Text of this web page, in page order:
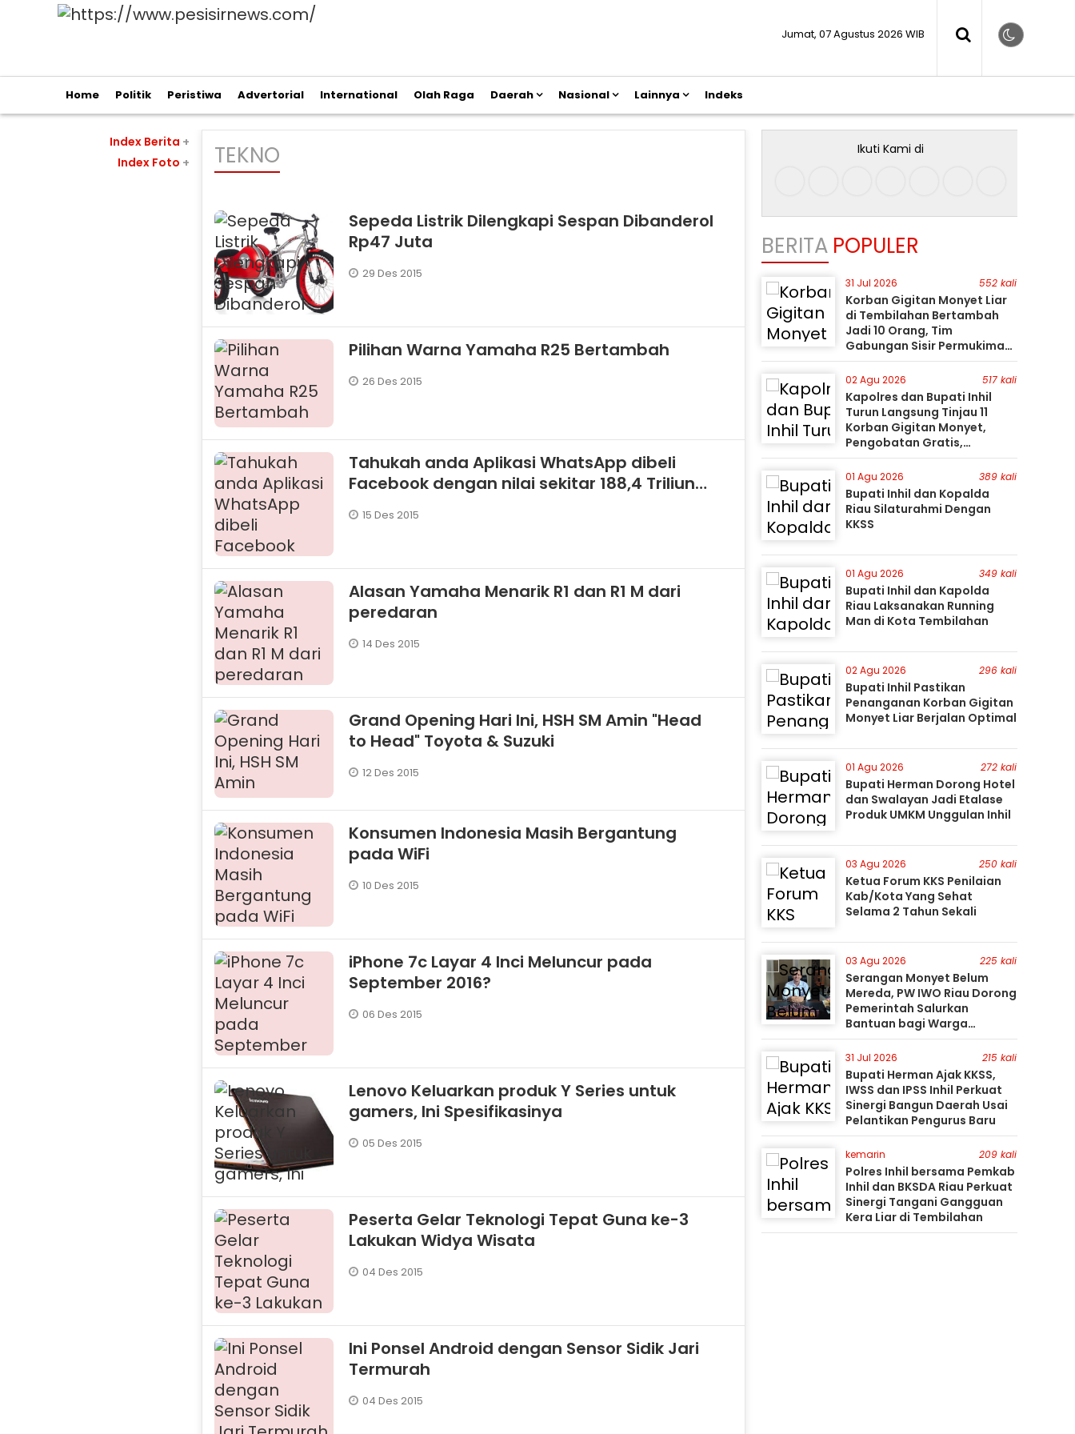
Jumat, 07 Agustus 2026 WIB
Home Politik Peristiwa Advertorial International Olah Raga Daerah Nasional Lainnya Indeks
TEKNO
Sepeda Listrik Dilengkapi Sespan Dibanderol
Rp47 Juta
29 Des 2015
Pilihan Warna Yamaha R25 Bertambah
26 Des 2015
Tahukah anda Aplikasi WhatsApp dibeli
Facebook dengan nilai sekitar 188,4 Triliun
Rupiah
15 Des 2015
Alasan Yamaha Menarik R1 dan R1 M dari
peredaran
14 Des 2015
Grand Opening Hari Ini, HSH SM Amin "Head
to Head" Toyota & Suzuki
12 Des 2015
Konsumen Indonesia Masih Bergantung
pada WiFi
10 Des 2015
iPhone 7c Layar 4 Inci Meluncur pada
September 2016?
06 Des 2015
Lenovo Keluarkan produk Y Series untuk
gamers, Ini Spesifikasinya
05 Des 2015
Peserta Gelar Teknologi Tepat Guna ke-3
Lakukan Widya Wisata
04 Des 2015
Ini Ponsel Android dengan Sensor Sidik Jari
Termurah
04 Des 2015
Index Berita +
Index Foto +
Ikuti Kami di
BERITA POPULER
31 Jul 2026 552 kali
Korban Gigitan Monyet Liar
di Tembilahan Bertambah
Jadi 10 Orang, Tim
Gabungan Sisir Permukiman
Gunakan Perahu Karet
02 Agu 2026 517 kali
Kapolres dan Bupati Inhil
Turun Langsung Tinjau 11
Korban Gigitan Monyet,
Pengobatan Gratis,
Perburuan Terus Berlanjut
01 Agu 2026 389 kali
Bupati Inhil dan Kopalda
Riau Silaturahmi Dengan
KKSS
01 Agu 2026 349 kali
Bupati Inhil dan Kapolda
Riau Laksanakan Running
Man di Kota Tembilahan
02 Agu 2026 296 kali
Bupati Inhil Pastikan
Penanganan Korban Gigitan
Monyet Liar Berjalan Optimal
01 Agu 2026 272 kali
Bupati Herman Dorong Hotel
dan Swalayan Jadi Etalase
Produk UMKM Unggulan Inhil
03 Agu 2026 250 kali
Ketua Forum KKS Penilaian
Kab/Kota Yang Sehat
Selama 2 Tahun Sekali
03 Agu 2026 225 kali
Serangan Monyet Belum
Mereda, PW IWO Riau Dorong
Pemerintah Salurkan
Bantuan bagi Warga
Terdampak
31 Jul 2026 215 kali
Bupati Herman Ajak KKSS,
IWSS dan IPSS Inhil Perkuat
Sinergi Bangun Daerah Usai
Pelantikan Pengurus Baru
kemarin 209 kali
Polres Inhil bersama Pemkab
Inhil dan BKSDA Riau Perkuat
Sinergi Tangani Gangguan
Kera Liar di Tembilahan